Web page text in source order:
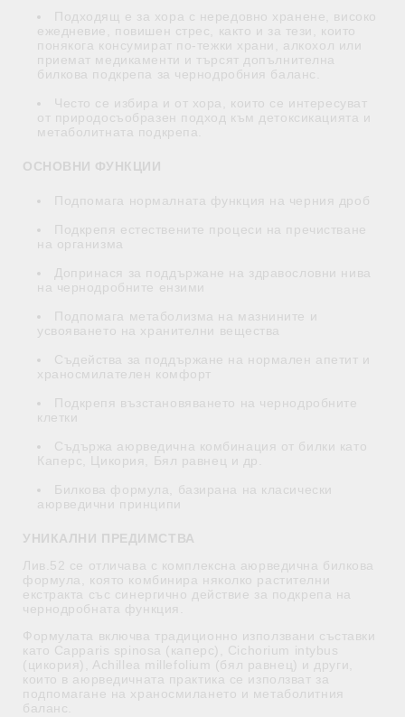
Подходящ е за хора с нередовно хранене, високо
ежедневие, повишен стрес, както и за тези, които
понякога консумират по-тежки храни, алкохол или
приемат медикаменти и търсят допълнителна
билкова подкрепа за чернодробния баланс.
Често се избира и от хора, които се интересуват
от природосъобразен подход към детоксикацията и
метаболитната подкрепа.
ОСНОВНИ ФУНКЦИИ
Подпомага нормалната функция на черния дроб
Подкрепя естествените процеси на пречистване
на организма
Допринася за поддържане на здравословни нива
на чернодробните ензими
Подпомага метаболизма на мазнините и
усвояването на хранителни вещества
Съдейства за поддържане на нормален апетит и
храносмилателен комфорт
Подкрепя възстановяването на чернодробните
клетки
Съдържа аюрведична комбинация от билки като
Каперс, Цикория, Бял равнец и др.
Билкова формула, базирана на класически
аюрведични принципи
УНИКАЛНИ ПРЕДИМСТВА
Лив.52 се отличава с комплексна аюрведична билкова
формула, която комбинира няколко растителни
екстракта със синергично действие за подкрепа на
чернодробната функция.
Формулата включва традиционно използвани съставки
като Capparis spinosa (каперс), Cichorium intybus
(цикория), Achillea millefolium (бял равнец) и други,
които в аюрведичната практика се използват за
подпомагане на храносмилането и метаболитния
баланс.